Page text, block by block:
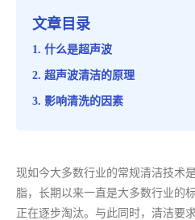
文章目录
什么是超声波
超声波清洁的原理
影响清洗的因素
现如今大多数行业的常规清洁技术
脂，长期以来一直是大多数行业的
正在逐步淘汰。与此同时，清洁要